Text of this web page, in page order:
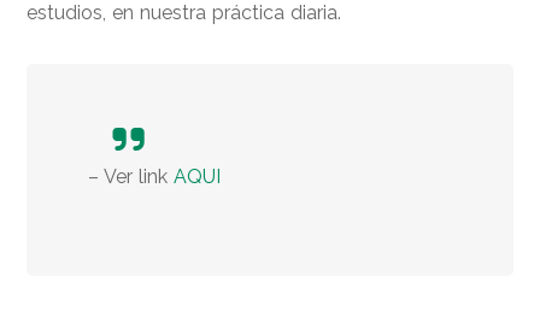
estudios, en nuestra práctica diaria.
– Ver link AQUI